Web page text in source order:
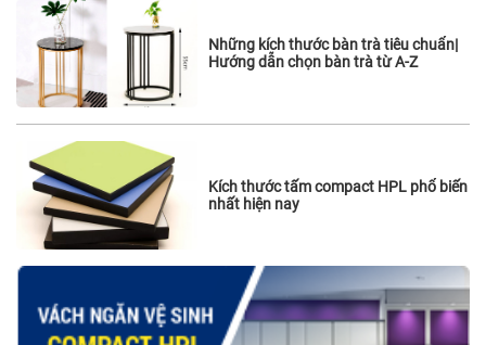
Những kích thước bàn trà tiêu chuẩn|
Hướng dẫn chọn bàn trà từ A-Z
Kích thước tấm compact HPL phổ biến
nhất hiện nay